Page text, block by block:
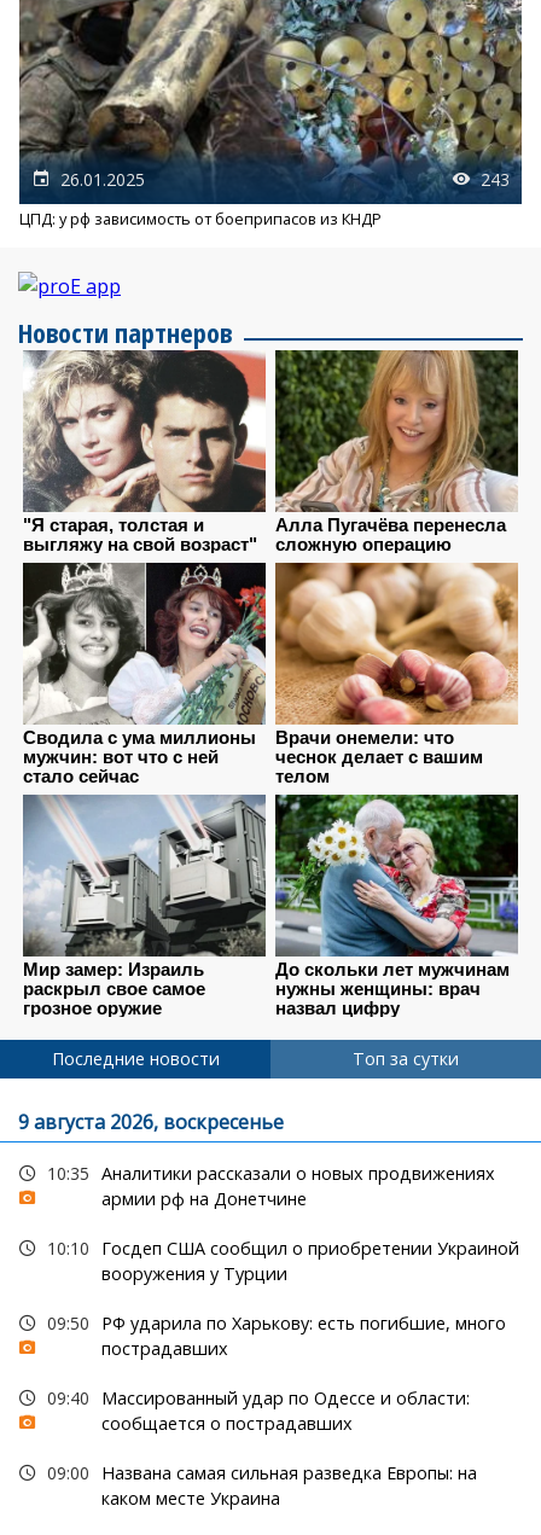
26.01.2025 243
ЦПД: у рф зависимость от боеприпасов из КНДР
Новости партнеров
Последние новости Топ за сутки
9 августа 2026, воскресенье
10:35 Аналитики рассказали о новых продвижениях
армии рф на Донетчине
10:10
Госдеп США сообщил о приобретении Украиной
вооружения у Турции
09:50
РФ ударила по Харькову: есть погибшие, много
пострадавших
09:40
Массированный удар по Одессе и области:
сообщается о пострадавших
09:00
Названа самая сильная разведка Европы: на
каком месте Украина